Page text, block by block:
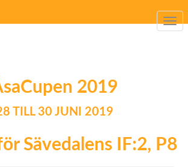
2019
TILL 30 JUNI 2019
Sävedalens IF:2, P8